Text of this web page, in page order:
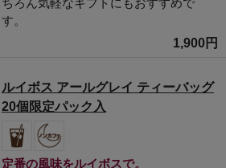
す。
1,900円
ルイボス アールグレイ ティーバッグ
20個限定パック入
定番の風味をルイボスで。